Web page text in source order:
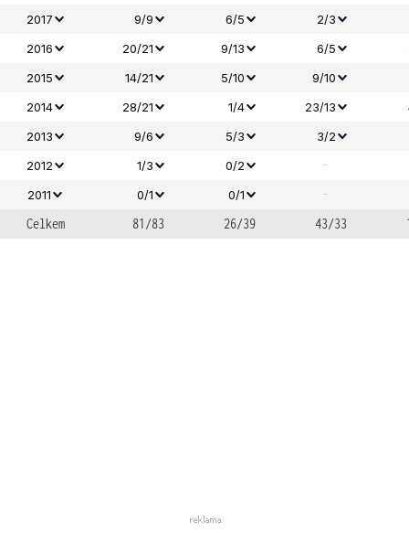
2017 9/9 6/5
2/3
2016
20/21 9/13 6/5
2015
14/21 5/10
9/10
2014
28/21 1/4 23/13
2013
9/6 5/3
3/2
2012
1/3 0/2 -
2011 0/1 0/1
-
Celkem
81/83 26/39 43/33